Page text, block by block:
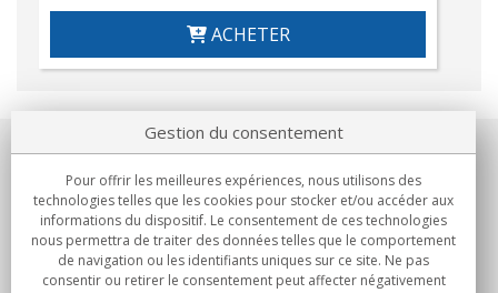
ACHETER
Notre société
Engagements
Achats
Gestion du consentement
Pour offrir les meilleures expériences, nous utilisons des
technologies telles que les cookies pour stocker et/ou accéder aux
informations du dispositif. Le consentement de ces technologies
nous permettra de traiter des données telles que le comportement
de navigation ou les identifiants uniques sur ce site. Ne pas
consentir ou retirer le consentement peut affecter négativement